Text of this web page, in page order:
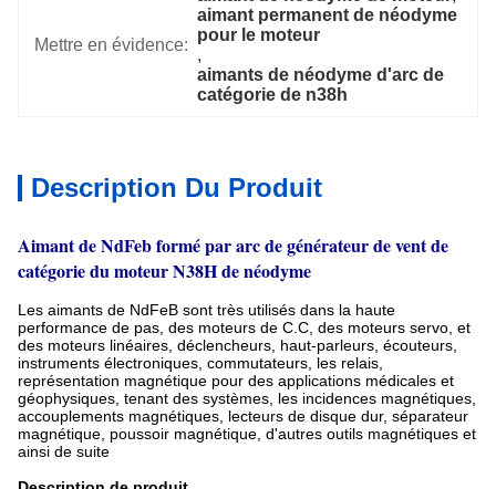
Mettre en évidence:
aimant permanent de néodyme
pour le moteur
,
aimants de néodyme d'arc de
catégorie de n38h
Description Du Produit
Aimant de NdFeb formé par arc de générateur de vent de
catégorie du moteur N38H de néodyme
Les aimants de NdFeB sont très utilisés dans la haute
performance de pas, des moteurs de C.C, des moteurs servo, et
des moteurs linéaires, déclencheurs, haut-parleurs, écouteurs,
instruments électroniques, commutateurs, les relais,
représentation magnétique pour des applications médicales et
géophysiques, tenant des systèmes, les incidences magnétiques,
accouplements magnétiques, lecteurs de disque dur, séparateur
magnétique, poussoir magnétique, d'autres outils magnétiques et
ainsi de suite